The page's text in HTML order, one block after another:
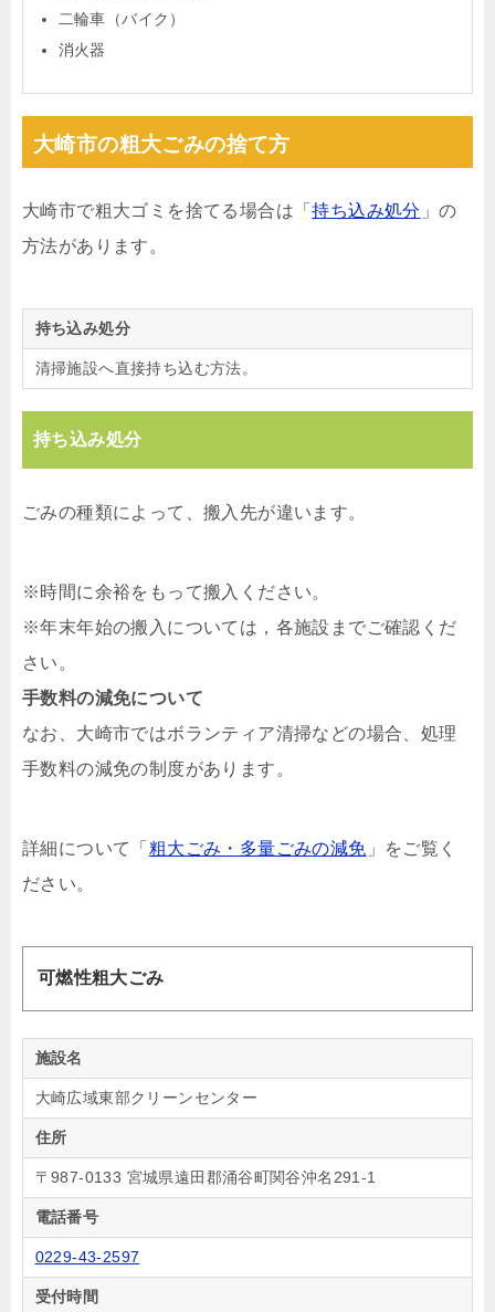
二輪車（バイク）
消火器
大崎市の粗大ごみの捨て方
大崎市で粗大ゴミを捨てる場合は「持ち込み処分 」の
方法があります。
持ち込み処分
清掃施設へ直接持ち込む方法。
持ち込み処分
ごみの種類によって、搬入先が違います。
※時間に余裕をもって搬入ください。
※年末年始の搬入については，各施設までご確認くだ
さい。
手数料の減免について
なお、大崎市ではボランティア清掃などの場合、処理
手数料の減免の制度があります。
詳細について「 粗大ごみ・多量ごみの減免 」をご覧く
ださい。
可燃性粗大ごみ
施設名
大崎広域東部クリーンセンター
住所
〒987-0133 宮城県遠田郡涌谷町関谷沖名291-1
電話番号
0229-43-2597
受付時間